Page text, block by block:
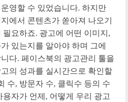
영할 수 있었습니다. 하지만
에서 콘텐츠가 쏟아져 나오기
요하죠. 광고에 어떤 이미지,
있는지를 알아야 하며 그에
다. 페이스북의 광고관리 툴을
의 성과를 실시간으로 확인할
수, 방문자 수, 클릭수 등의 수
자가 언제, 어떻게 우리 광고